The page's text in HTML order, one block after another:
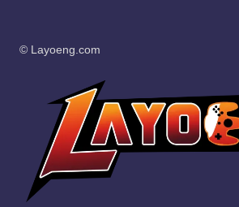
© Layoeng.com